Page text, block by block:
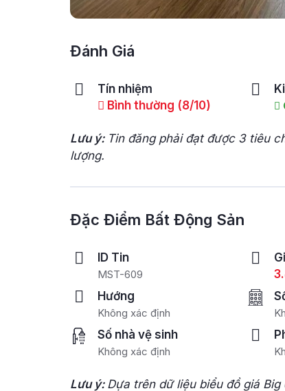
Đánh Giá
Tín nhiệm
Bình thường (8/10)
Lưu ý: Tin đăng phải đạt được 3 tiêu
lượng.
Đặc Điểm Bất Động Sản
ID Tin
MST-609
Hướng
Không xác định
Số nhà vệ sinh
Không xác định
Lưu ý: Dựa trên dữ liệu biểu đồ giá